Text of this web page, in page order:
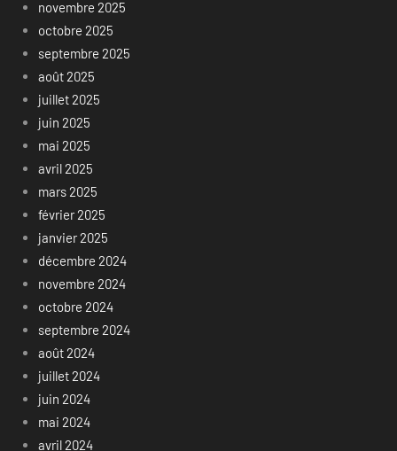
novembre 2025
octobre 2025
septembre 2025
août 2025
juillet 2025
juin 2025
mai 2025
avril 2025
mars 2025
février 2025
janvier 2025
décembre 2024
novembre 2024
octobre 2024
septembre 2024
août 2024
juillet 2024
juin 2024
mai 2024
avril 2024